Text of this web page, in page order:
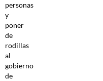
personas
y
poner
de
rodillas
al
gobierno
de